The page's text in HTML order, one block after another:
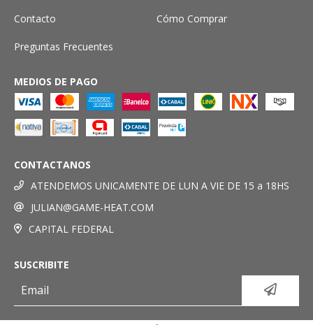
Contacto Cómo Comprar
Preguntas Frecuentes
MEDIOS DE PAGO
CONTACTANOS
ATENDEMOS UNICAMENTE DE LUN A VIE DE 15 a 18HS
JULIAN@GAME-HEAT.COM
CAPITAL FEDERAL
SUSCRIBITE